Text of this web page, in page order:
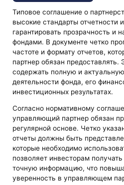
Типовое соглашение о
высокие стандарты отчетности
гарантировать прозрачность и
фондами. В документе четко
частоте и формату отчетов,
партнер обязан
содержать полную и
деятельности фонда, его
инвестиционных результатах.
Согласно нормативному
управляющий партнер обязан
регулярной основе. Четко
отчеты должны быть
которые необходимо
позволяет инвесторам
точную информацию, что
уверенность в управляющем